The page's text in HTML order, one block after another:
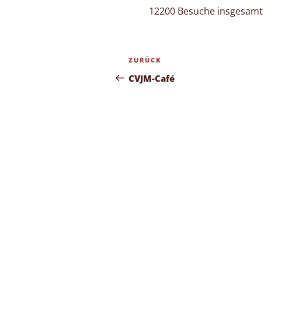
12200 Besuche insgesamt
Beitragsnavigation
Vorheriger
Beitrag
ZURÜCK
CVJM-Café